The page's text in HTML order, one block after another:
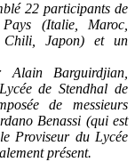
22 participants de
(Italie, Maroc,
Chili, Japon) et un
Barguirdjian,
de Stendhal de
de messieurs
Benassi (qui est
Proviseur du Lycée
présent.